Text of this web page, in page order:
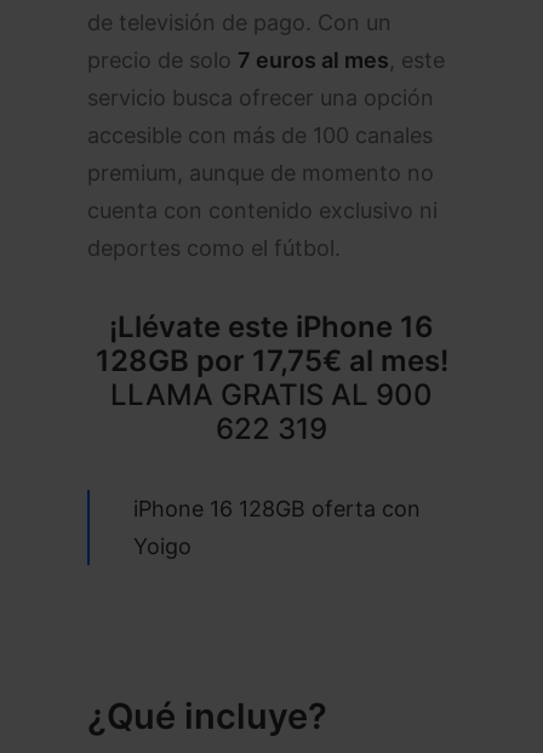
de televisión de pago. Con un
precio de solo 7 euros al mes, este
servicio busca ofrecer una opción
accesible con más de 100 canales
premium, aunque de momento no
cuenta con contenido exclusivo ni
deportes como el fútbol.
¡Llévate este iPhone 16
128GB por 17,75€ al mes!
LLAMA GRATIS AL 900
622 319
iPhone 16 128GB oferta con
Yoigo
¿Qué incluye?